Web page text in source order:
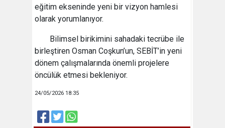
eğitim ekseninde yeni bir vizyon hamlesi
olarak yorumlanıyor.
Bilimsel birikimini sahadaki tecrübe ile
birleştiren Osman Coşkun’un, SEBİT’in yeni
dönem çalışmalarında önemli projelere
öncülük etmesi bekleniyor.
24/05/2026 18:35